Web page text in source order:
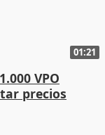
01:21
VPO
precios